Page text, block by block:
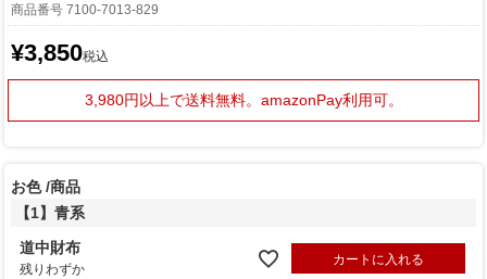
商品番号 7100-7013-829
¥3,850税込
3,980円以上で送料無料。 amazonPay利用可。
お色 商品
【1】青系
道中財布
残りわずか
カートに入れる